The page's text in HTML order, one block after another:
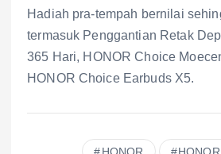
Hadiah pra-tempah bernilai
termasuk Penggantian Retak
365 Hari, HONOR Choice
HONOR Choice Earbuds X5.